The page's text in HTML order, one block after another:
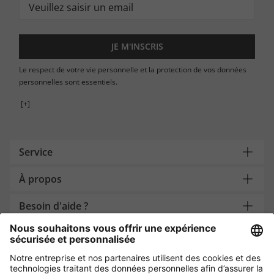
JE M'INSCRIS
Le respect de votre vie personnelle et la protection de vos données
personnelles sont essentiels.
[+]
Service
À propos
Besoin d'aide ?
Payment and Delivery